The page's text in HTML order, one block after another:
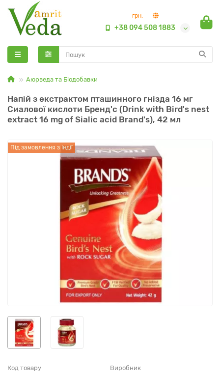
грн.
+38 094 508 1883
Аюрведа та Біодобавки
Напій з екстрактом пташинного гнізда 16 мг
Сиалової кислоти Бренд'с (Drink with Bird's nest
extract 16 mg of Sialic acid Brand's), 42 мл
Під замовлення з Індії
Код товару Виробник